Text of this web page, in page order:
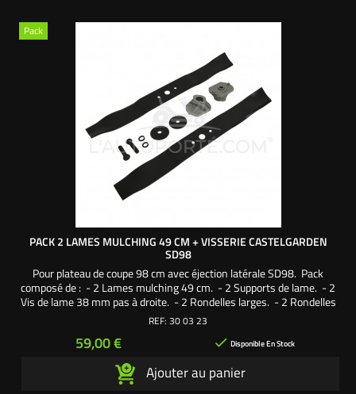
Pack
PACK 2 LAMES MULCHING 49 CM + VISSERIE CASTELGARDEN
SD98
Pour plateau de coupe 98 cm avec éjection latérale SD98. Pack
composé de : - 2 Lames mulching 49 cm. - 2 Supports de lame. - 2
Vis de lame 38 mm pas à droite. - 2 Rondelles larges. - 2 Rondelles
frein. Une création exclusive L'autoporté.com ®
REF: 30 03 23
Prix
59,00 €  Disponible En Stock
Ajouter au panier